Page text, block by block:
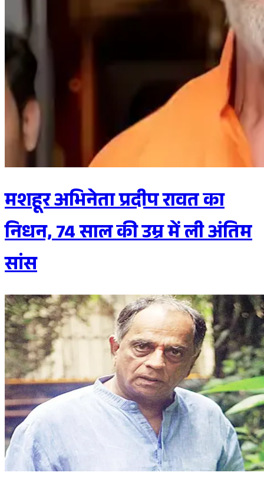
मशहूर अभिनेता प्रदीप रावत का
निधन, 74 साल की उम्र में ली अंतिम
सांस